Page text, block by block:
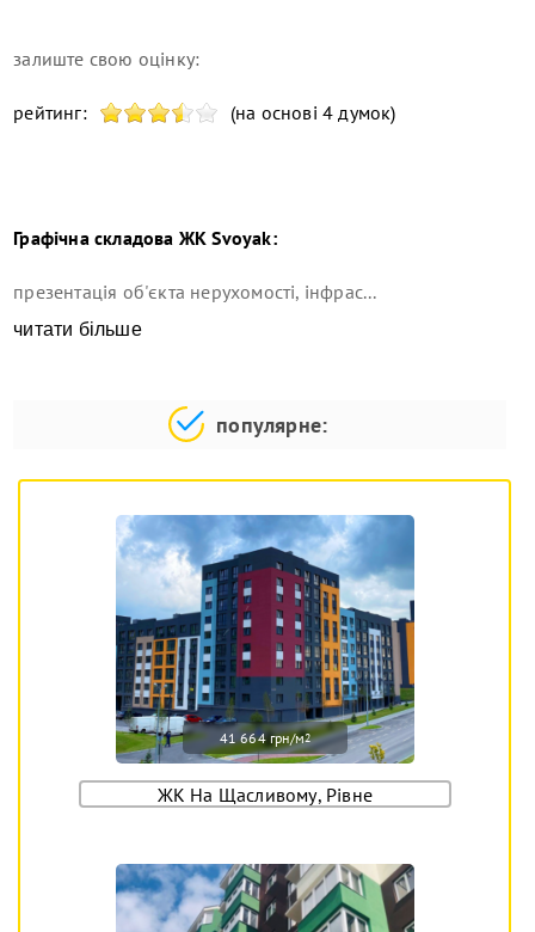
залиште свою оцінку:
рейтинг: (на основі 4 думок)
Графічна складова ЖК Svoyak:
презентація об'єкта нерухомості, інфрас...
читати більше
популярне:
41 664 грн/м2
ЖК На Щасливому, Рівне